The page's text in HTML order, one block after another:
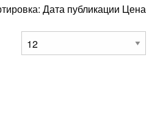
Дата публикации Цена